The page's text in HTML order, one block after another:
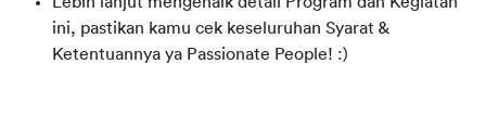
ini, pastikan kamu cek keseluruhan Syarat &
Ketentuannya ya Passionate People! :)